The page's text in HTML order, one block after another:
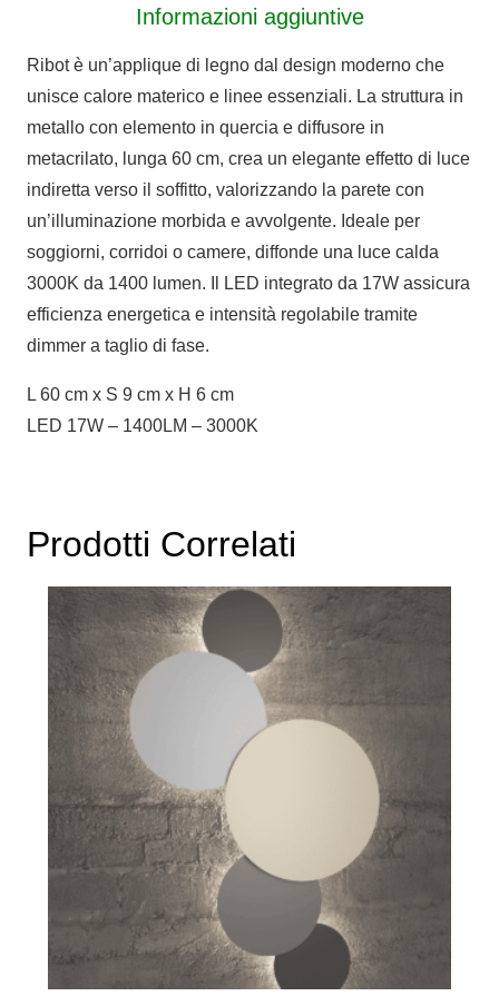
Informazioni aggiuntive
Ribot è un’applique di legno dal design moderno che
unisce calore materico e linee essenziali. La struttura in
metallo con elemento in quercia e diffusore in
metacrilato, lunga 60 cm, crea un elegante effetto di luce
indiretta verso il soffitto, valorizzando la parete con
un’illuminazione morbida e avvolgente. Ideale per
soggiorni, corridoi o camere, diffonde una luce calda
3000K da 1400 lumen. Il LED integrato da 17W assicura
efficienza energetica e intensità regolabile tramite
dimmer a taglio di fase.
L 60 cm x S 9 cm x H 6 cm
LED 17W – 1400LM – 3000K
Prodotti Correlati